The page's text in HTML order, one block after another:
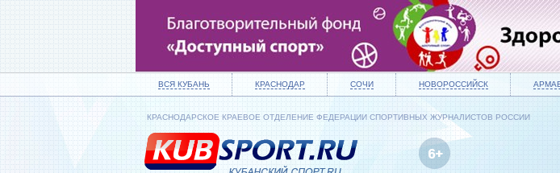
ВСЯ КУБАНЬ КРАСНОДАР СОЧИ НОВОРОССИЙСК
КРАСНОДАРСКОЕ КРАЕВОЕ ОТДЕЛЕНИЕ ФЕДЕРАЦИИ СПОРТИВНЫХ ЖУРНАЛИСТОВ РОССИИ